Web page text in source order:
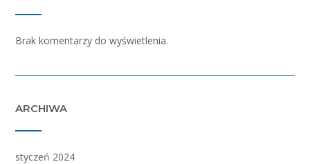
Brak komentarzy do wyświetlenia.
ARCHIWA
styczeń 2024